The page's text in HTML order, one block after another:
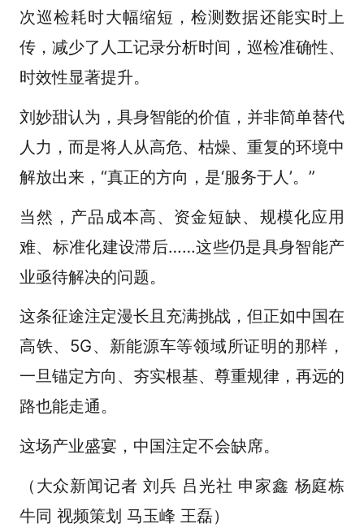
次巡检耗时大幅缩短，检测数据还能实时上
传，减少了人工记录分析时间，巡检准确性、
时效性显著提升。
刘妙甜认为，具身智能的价值，并非简单替代
人力，而是将人从高危、枯燥、重复的环境中
解放出来，“真正的方向，是‘服务于人’。”
当然，产品成本高、资金短缺、规模化应用
难、标准化建设滞后……这些仍是具身智能产
业亟待解决的问题。
这条征途注定漫长且充满挑战，但正如中国在
高铁、5G、新能源车等领域所证明的那样，
一旦锚定方向、夯实根基、尊重规律，再远的
路也能走通。
这场产业盛宴，中国注定不会缺席。
（大众新闻记者 刘兵 吕光社 申家鑫 杨庭栋
牛同 视频策划 马玉峰 王磊）